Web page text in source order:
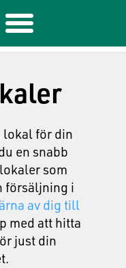
lokal för din
en snabb
som
försäljning i
av dig till
med att hitta
just din